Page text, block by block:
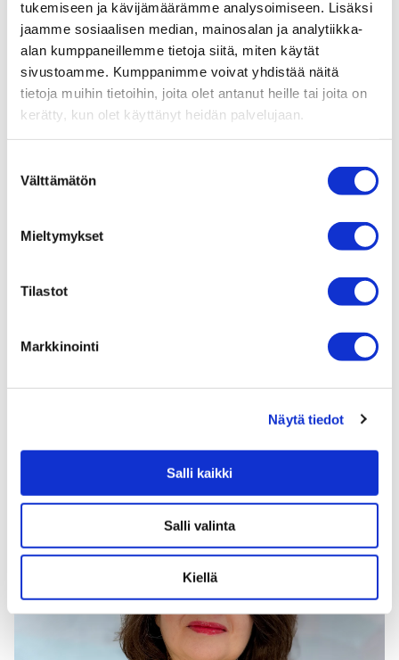
tukemiseen ja kävijämäärämme analysoimiseen. Lisäksi
jaamme sosiaalisen median, mainosalan ja analytiikka-
alan kumppaneillemme tietoja siitä, miten käytät
sivustoamme. Kumppanimme voivat yhdistää näitä
tietoja muihin tietoihin, joita olet antanut heille tai joita on
kerätty, kun olet käyttänyt heidän palvelujaan.
valinta
Välttämätön
Mieltymykset
Tilastot
Markkinointi
Näytä tiedot
Salli kaikki
Salli valinta
Kiellä